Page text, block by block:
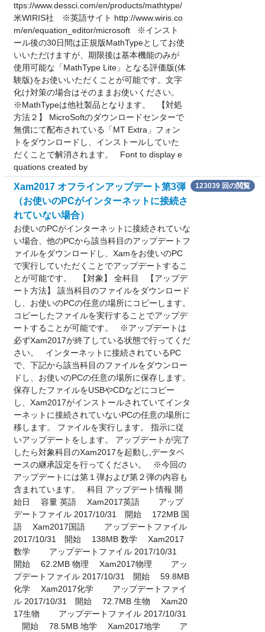
ttps://www.dessci.com/en/products/mathtype/
米WIRIS社 ※英語サイト http://www.wiris.co
m/en/equation_editor/microsoft ※インスト
ール後の30日間は正規版MathTypeとしてお使
いいただけますが、期限後は基本機能のみが
使用可能な「MathType Lite」となる評価版(体
験版)をお使いいただくことが可能です。文字
化け対策の場合はそのままお使いください。
※MathTypeは他社製品となります。 【対処
方法２】 MicroSoftのダウンロードセンターで
無償にて配布されている「MT Extra」フォン
トをダウンロードし、インストールしていた
だくことで解消されます。 Font to display e
quations created by
Xam2017 オフラインアップデート第3弾
（お使いのPCがインターネットに接続さ
れていない場合）
お使いのPCがインターネットに接続されていな
い場合、他のPCから該当科目のアップデートフ
ァイルをダウンロードし、Xamをお使いのPC
で実行していただくことでアップデートするこ
とが可能です。 【対象】 全科目 【アップデ
ート方法】 該当科目のファイルをダウンロード
し、お使いのPCの任意の場所にコピーします。
コピーしたファイルを実行することでアップデ
ートすることが可能です。 ※アップデートは
必ずXam2017が終了している状態で行ってくだ
さい。 インターネットに接続されているPC
で、下記から該当科目のファイルをダウンロー
ドし、お使いのPCの任意の場所に保存します。
保存したファイルをUSBやCDなどにコピー
し、Xam2017がインストールされていてインタ
ーネットに接続されていないPCの任意の場所に
移します。 ファイルを実行します。 指示に従
いアップデートをします。 アップデートが完了
したら対象科目のXam2017を起動し,データベ
ースの継承設定を行ってください。 ※今回の
アップデートには第１弾および第２弾の内容も
含まれています。 科目 アップデート情報 開
始日 容量 英語 Xam2017英語 アップ
デートファイル 2017/10/31 開始 172MB 国
語 Xam2017国語 アップデートファイル
2017/10/31 開始 138MB 数学 Xam2017
数学 アップデートファイル 2017/10/31
開始 62.2MB 物理 Xam2017物理 アッ
プデートファイル 2017/10/31 開始 59.8MB
化学 Xam2017化学 アップデートファイ
ル 2017/10/31 開始 72.7MB 生物 Xam20
17生物 アップデートファイル 2017/10/31
開始 78.5MB 地学 Xam2017地学 ア
123039 回の閲覧